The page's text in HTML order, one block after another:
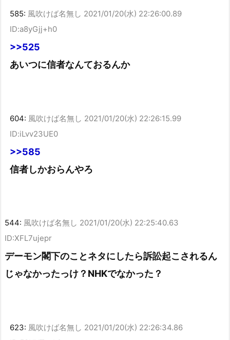
585: 風吹けば名無し 2021/01/20(水) 22:26:00.89
ID:a8yGjj+h0
>>525
あいつに信者なんておるんか
604: 風吹けば名無し 2021/01/20(水) 22:26:15.99
ID:iLvv23UE0
>>585
信者しかおらんやろ
544: 風吹けば名無し 2021/01/20(水) 22:25:40.63
ID:XFL7ujepr
デーモン閣下のことネタにしたら訴訟起こされるん
じゃなかったっけ？NHKでなかった？
623: 風吹けば名無し 2021/01/20(水) 22:26:34.86